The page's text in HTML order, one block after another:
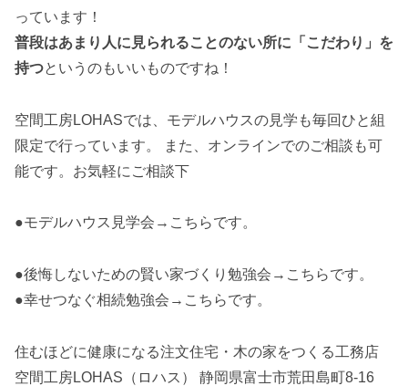
っています！
普段はあまり人に見られることのない所に「こだわり」を
持つというのもいいものですね！
空間工房LOHASでは、モデルハウスの見学も毎回ひと組
限定で行っています。 また、オンラインでのご相談も可
能です。お気軽にご相談下
●モデルハウス見学会→こちらです。
●後悔しないための賢い家づくり勉強会→こちらです。
●幸せつなぐ相続勉強会→こちらです。
住むほどに健康になる注文住宅・木の家をつくる工務店
空間工房LOHAS（ロハス） 静岡県富士市荒田島町8-16